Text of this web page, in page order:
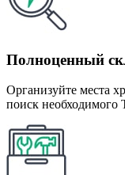
Полноценный
Организуйте места
поиск